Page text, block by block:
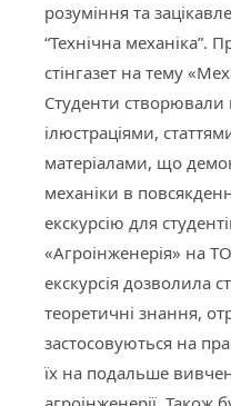
розуміння та
“Технічна механіка”.
стінгазет на тему
Студенти створювали
ілюстраціями,
матеріалами, що
механіки в
екскурсію для
«Агроінженерія» на
екскурсія дозволила
теоретичні знання,
застосовуються на
їх на подальше